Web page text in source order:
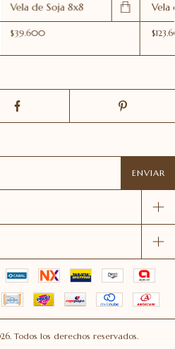
Vela de Soja 8x8
$39.600
Vela
Todos los derechos reservados.